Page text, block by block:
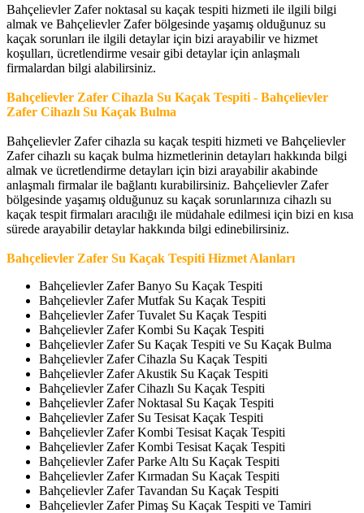
Bahçelievler Zafer noktasal su kaçak tespiti hizmeti ile ilgili bilgi
almak ve Bahçelievler Zafer bölgesinde yaşamış olduğunuz su
kaçak sorunları ile ilgili detaylar için bizi arayabilir ve hizmet
koşulları, ücretlendirme vesair gibi detaylar için anlaşmalı
firmalardan bilgi alabilirsiniz.
Bahçelievler Zafer Cihazla Su Kaçak Tespiti - Bahçelievler
Zafer Cihazlı Su Kaçak Bulma
Bahçelievler Zafer cihazla su kaçak tespiti hizmeti ve Bahçelievler
Zafer cihazlı su kaçak bulma hizmetlerinin detayları hakkında bilgi
almak ve ücretlendirme detayları için bizi arayabilir akabinde
anlaşmalı firmalar ile bağlantı kurabilirsiniz. Bahçelievler Zafer
bölgesinde yaşamış olduğunuz su kaçak sorunlarınıza cihazlı su
kaçak tespit firmaları aracılığı ile müdahale edilmesi için bizi en kısa
sürede arayabilir detaylar hakkında bilgi edinebilirsiniz.
Bahçelievler Zafer Su Kaçak Tespiti Hizmet Alanları
Bahçelievler Zafer Banyo Su Kaçak Tespiti
Bahçelievler Zafer Mutfak Su Kaçak Tespiti
Bahçelievler Zafer Tuvalet Su Kaçak Tespiti
Bahçelievler Zafer Kombi Su Kaçak Tespiti
Bahçelievler Zafer Su Kaçak Tespiti ve Su Kaçak Bulma
Bahçelievler Zafer Cihazla Su Kaçak Tespiti
Bahçelievler Zafer Akustik Su Kaçak Tespiti
Bahçelievler Zafer Cihazlı Su Kaçak Tespiti
Bahçelievler Zafer Noktasal Su Kaçak Tespiti
Bahçelievler Zafer Su Tesisat Kaçak Tespiti
Bahçelievler Zafer Kombi Tesisat Kaçak Tespiti
Bahçelievler Zafer Kombi Tesisat Kaçak Tespiti
Bahçelievler Zafer Parke Altı Su Kaçak Tespiti
Bahçelievler Zafer Kırmadan Su Kaçak Tespiti
Bahçelievler Zafer Tavandan Su Kaçak Tespiti
Bahçelievler Zafer Pimaş Su Kaçak Tespiti ve Tamiri